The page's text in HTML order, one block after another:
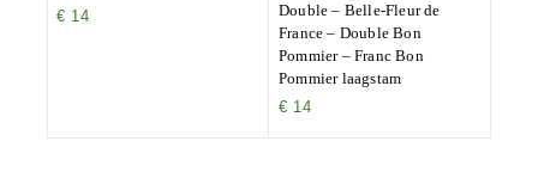
€ 14
Double – Belle-Fleur de
France – Double Bon
Pommier – Franc Bon
Pommier laagstam
€ 14